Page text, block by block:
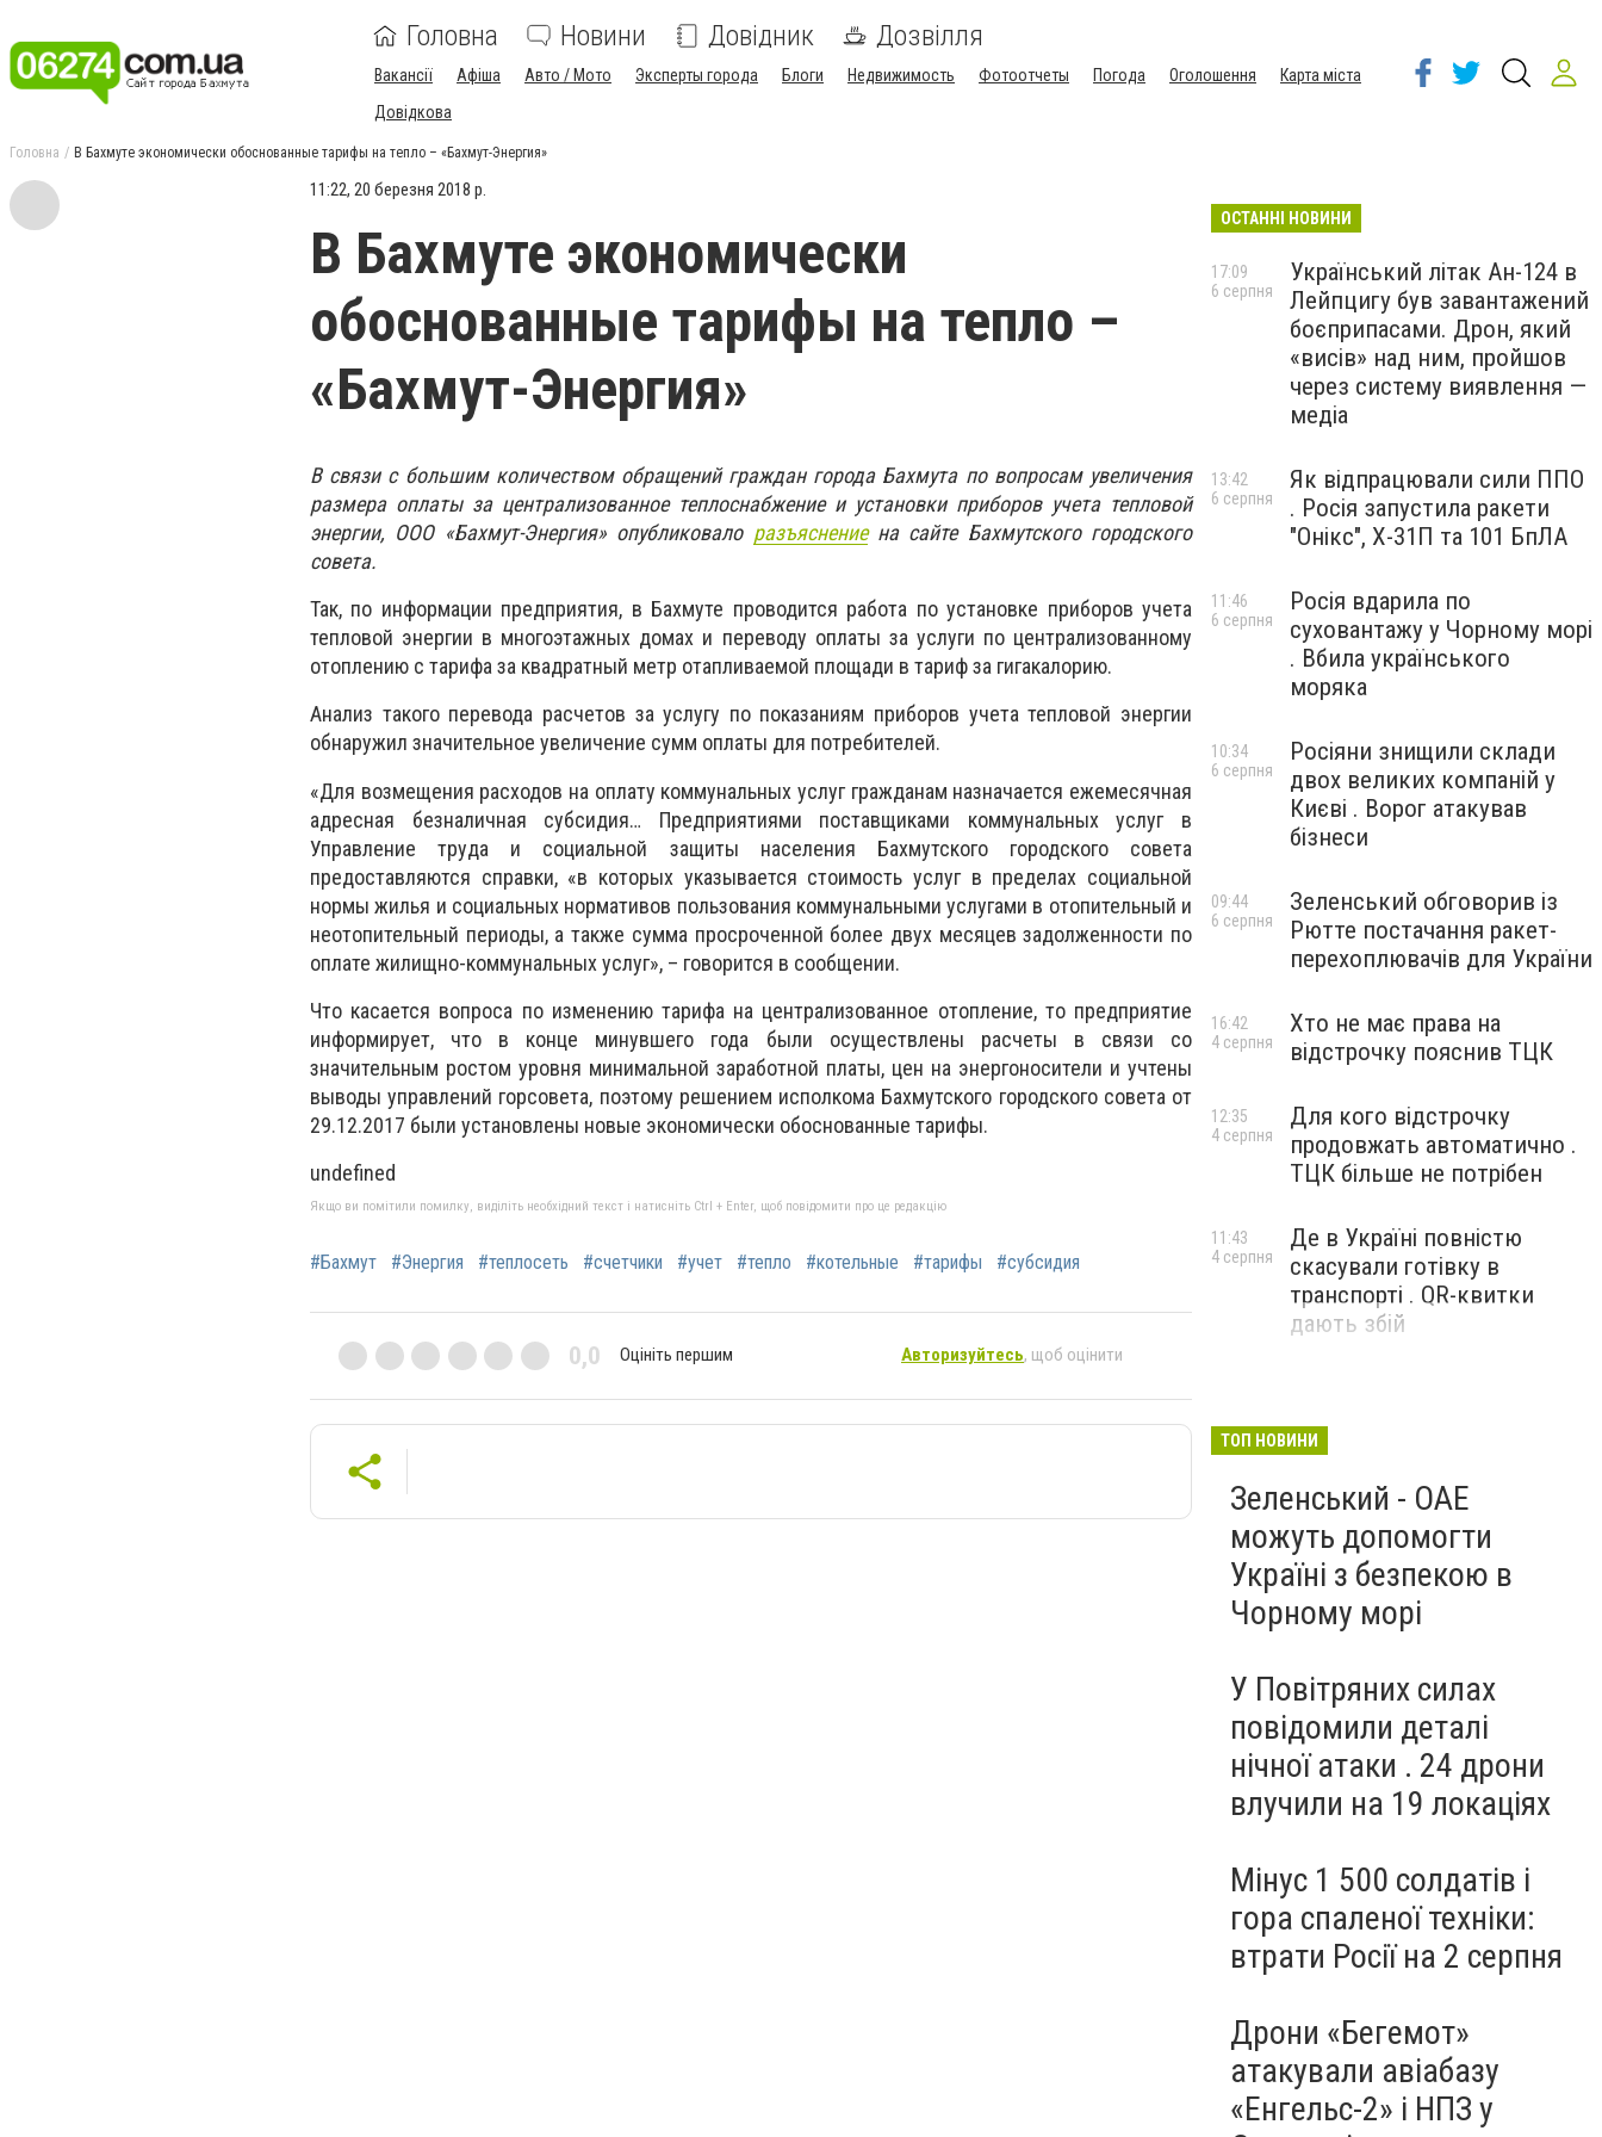
Головна Новини Довідник Дозвілля
Вакансії Афіша Авто / Мото Эксперты города Блоги Недвижимость Фотоотчеты Погода Оголошення
Карта міста
Довідкова
Головна В Бахмуте экономически обоснованные тарифы на тепло – «Бахмут-Энергия»
11:22, 20 березня 2018 р.
В Бахмуте экономически
обоснованные тарифы на тепло –
«Бахмут-Энергия»
В связи с большим количеством обращений граждан города Бахмута по вопросам увеличения
размера оплаты за централизованное теплоснабжение и установки приборов учета тепловой
энергии, ООО «Бахмут-Энергия» опубликовало разъяснениена сайте Бахмутского городского
совета.
Так, по информации предприятия, в Бахмуте проводится работа по установке приборов учета
тепловой энергии в многоэтажных домах и переводу оплаты за услуги по централизованному
отоплению с тарифа за квадратный метр отапливаемой площади в тариф за гигакалорию.
Анализ такого перевода расчетов за услугу по показаниям приборов учета тепловой энергии
обнаружил значительное увеличение сумм оплаты для потребителей.
«Для возмещения расходов на оплату коммунальных услуг гражданам назначается ежемесячная
адресная безналичная субсидия… Предприятиями поставщиками коммунальных услуг в
Управление труда и социальной защиты населения Бахмутского городского совета
предоставляются справки, «в которых указывается стоимость услуг в пределах социальной
нормы жилья и социальных нормативов пользования коммунальными услугами в отопительный и
неотопительный периоды, а также сумма просроченной более двух месяцев задолженности по
оплате жилищно-коммунальных услуг», – говорится в сообщении.
Что касается вопроса по изменению тарифа на централизованное отопление, то предприятие
информирует, что в конце минувшего года были осуществлены расчеты в связи со
значительным ростом уровня минимальной заработной платы, цен на энергоносители и учтены
выводы управлений горсовета, поэтому решением исполкома Бахмутского городского совета от
29.12.2017 были установлены новые экономически обоснованные тарифы.
undefined
Якщо ви помітили помилку, виділіть необхідний текст і натисніть Ctrl + Enter, щоб повідомити про це редакцію
#Бахмут #Энергия #теплосеть #счетчики #учет #тепло #котельные #тарифы #субсидия
0,0 Оцініть першим Авторизуйтесь, щоб оцінити
ОСТАННІ НОВИНИ
Український літак Ан-124 в
Лейпцигу був завантажений
боєприпасами. Дрон, який
«висів» над ним, пройшов
через систему виявлення —
медіа
17:09
6 серпня
Як відпрацювали сили ППО
. Росія запустила ракети
"Онікс", Х-31П та 101 БпЛА
13:42
6 серпня
Росія вдарила по
суховантажу у Чорному морі
. Вбила українського
моряка
11:46
6 серпня
Росіяни знищили склади
двох великих компаній у
Києві . Ворог атакував
бізнеси
10:34
6 серпня
Зеленський обговорив із
Рютте постачання ракет-
перехоплювачів для України
09:44
6 серпня
Хто не має права на
відстрочку пояснив ТЦК
16:42
4 серпня
Для кого відстрочку
продовжать автоматично .
ТЦК більше не потрібен
12:35
4 серпня
Де в Україні повністю
скасували готівку в
транспорті . QR-квитки
дають збій
11:43
4 серпня
ТОП НОВИНИ
Зеленський - ОАЕ
можуть допомогти
Україні з безпекою в
Чорному морі
У Повітряних силах
повідомили деталі
нічної атаки . 24 дрони
влучили на 19 локаціях
Мінус 1 500 солдатів і
гора спаленої техніки:
втрати Росії на 2 серпня
Дрони «Бегемот»
атакували авіабазу
«Енгельс-2» і НПЗ у